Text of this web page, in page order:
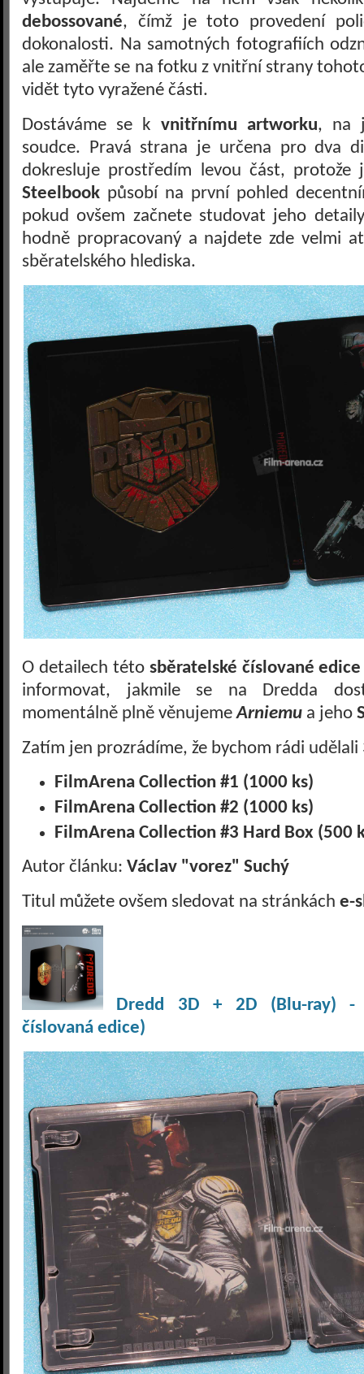
debossované, čímž je toto provedení
dokonalosti. Na samotných fotografiích
ale zaměřte se na fotku z vnitřní strany
vidět tyto vyražené části.
Dostáváme se k vnitřnímu artworku, na
soudce. Pravá strana je určena pro dva
dokresluje prostředím levou část, protože
Steelbook působí na první pohled
pokud ovšem začnete studovat jeho
hodně propracovaný a najdete zde velmi
sběratelského hlediska.
O detailech této sběratelské číslované edice
informovat, jakmile se na Dredda
momentálně plně věnujemeArniemu a jeho
Zatím jen prozrádíme, že bychom rádi udělali
FilmArena Collection #1 (1000 ks)
FilmArena Collection #2 (1000 ks)
FilmArena Collection #3 Hard Box (500
Autor článku: Václav "vorez" Suchý
Titul můžete ovšem sledovat na stránkách e-
Dredd 3D + 2D (Blu-ray) -
číslovaná edice)